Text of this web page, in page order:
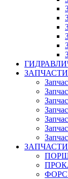
ЗАПЧАСТИ